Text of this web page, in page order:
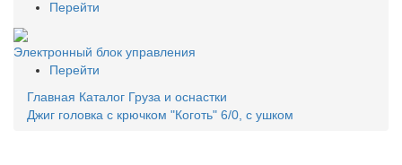
Перейти
Электронный блок управления
Перейти
Главная Каталог Груза и оснастки
Джиг головка с крючком "Коготь" 6/0, с ушком